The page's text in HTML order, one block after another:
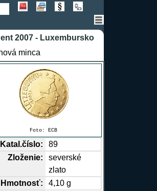
2007 - Luxembursko
minca
Foto: ECB
Katal.číslo:
89
Zloženie:
severské
zlato
Hmotnosť:
4,10 g